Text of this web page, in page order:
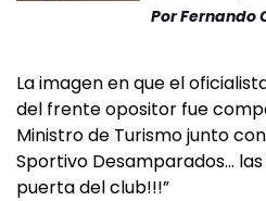
PorFernando
La imagen en que el
del frente opositor fue
Ministro de Turismo junto
Sportivo Desamparados…
puerta del club!!!”